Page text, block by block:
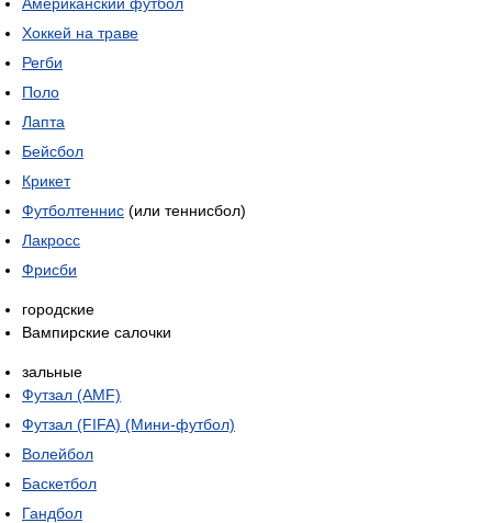
Хоккей на траве
Регби
Поло
Лапта
Бейсбол
Крикет
Футболтеннис (или теннисбол)
Лакросс
Фрисби
городские
Вампирские салочки
зальные
Футзал (AMF)
Футзал (FIFA) (Мини-футбол)
Волейбол
Баскетбол
Гандбол